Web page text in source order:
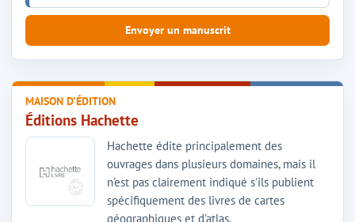
MAISON D'ÉDITION
Éditions Hachette
Hachette édite principalement des
ouvrages dans plusieurs domaines, mais il
n'est pas clairement indiqué s'ils publient
spécifiquement des livres de cartes
géographiques et d'atlas.
Envoyer un manuscrit